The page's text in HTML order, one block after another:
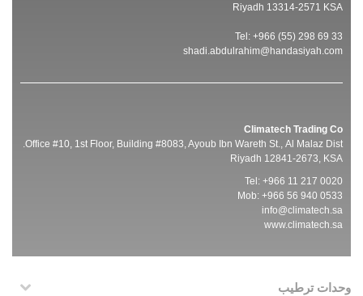
Riyadh 13314-2571 KSA
Tel: +966 (55) 298 69 33
shadi.abdulrahim@handasiyah.com
Climatech Trading Co
Office #10, 1st Floor, Building #8083, Ayoub Ibn Wareth St., Al Malaz Dist.
Riyadh 12841-2673, KSA
Tel: +966 11 217 0020
Mob: +966 56 940 0533
info@climatech.sa
www.climatech.sa
وحدات ترطيب